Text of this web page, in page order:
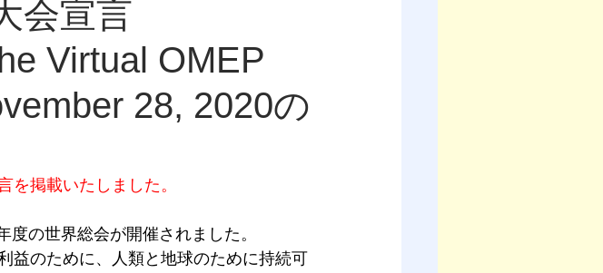
会宣言
Virtual OMEP
28, 2020の
掲載いたしました。
の世界総会が開催されました。
益のために、人類と地球のために持続可